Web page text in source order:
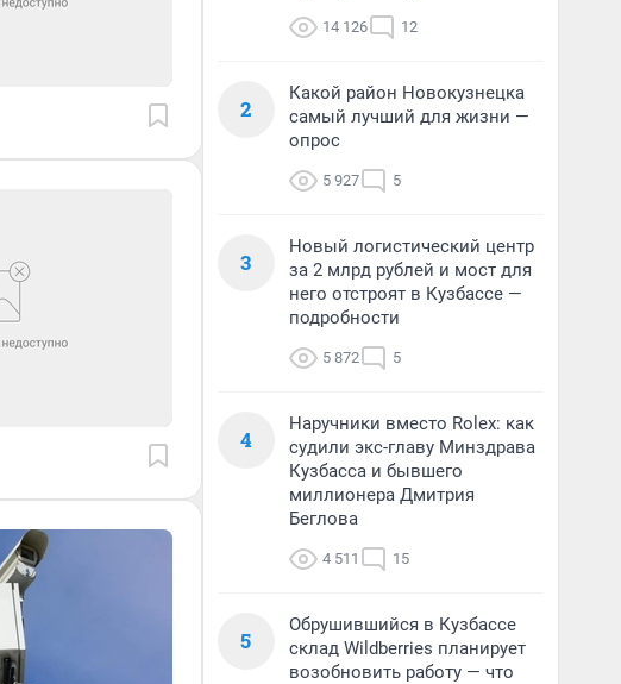
14 126 12
2
Какой район Новокузнецка
самый лучший для жизни —
опрос
5 927 5
3
Новый логистический центр
за 2 млрд рублей и мост для
него отстроят в Кузбассе —
подробности
5 872 5
4
Наручники вместо Rolex: как
судили экс-главу Минздрава
Кузбасса и бывшего
миллионера Дмитрия
Беглова
4 511 15
5
Обрушившийся в Кузбассе
склад Wildberries планирует
возобновить работу — что